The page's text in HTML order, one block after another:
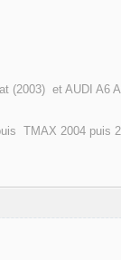
(2003) et AUDI A6
TMAX 2004 puis